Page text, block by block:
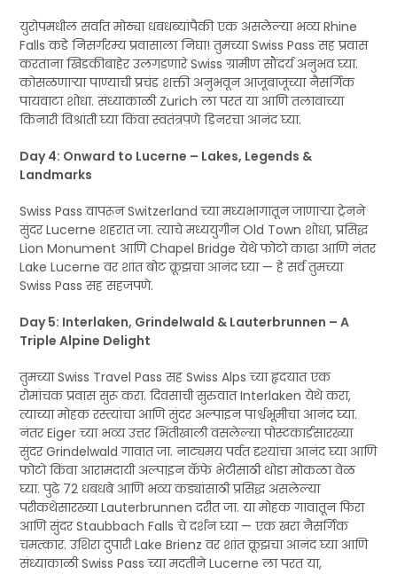
युरोपमधील सर्वात मोठ्या धबधब्यांपैकी एक असलेल्या भव्य Rhine
Falls कडे निसर्गरम्य प्रवासाला निघा! तुमच्या Swiss Pass सह प्रवास
करताना खिडकीबाहेर उलगडणारे Swiss ग्रामीण सौंदर्य अनुभव घ्या.
कोसळणाऱ्या पाण्याची प्रचंड शक्ती अनुभवून आजूबाजूच्या नैसर्गिक
पायवाटा शोधा. संध्याकाळी Zurich ला परत या आणि तलावाच्या
किनारी विश्रांती घ्या किंवा स्वतंत्रपणे डिनरचा आनंद घ्या.
Day 4: Onward to Lucerne – Lakes, Legends &
Landmarks
Swiss Pass वापरून Switzerland च्या मध्यभागातून जाणाऱ्या ट्रेनने
सुंदर Lucerne शहरात जा. त्याचे मध्ययुगीन Old Town शोधा, प्रसिद्ध
Lion Monument आणि Chapel Bridge येथे फोटो काढा आणि नंतर
Lake Lucerne वर शांत बोट क्रूझचा आनंद घ्या — हे सर्व तुमच्या
Swiss Pass सह सहजपणे.
Day 5: Interlaken, Grindelwald & Lauterbrunnen – A
Triple Alpine Delight
तुमच्या Swiss Travel Pass सह Swiss Alps च्या हृदयात एक
रोमांचक प्रवास सुरू करा. दिवसाची सुरुवात Interlaken येथे करा,
त्याच्या मोहक रस्त्यांचा आणि सुंदर अल्पाइन पार्श्वभूमीचा आनंद घ्या.
नंतर Eiger च्या भव्य उत्तर भिंतीखाली वसलेल्या पोस्टकार्डसारख्या
सुंदर Grindelwald गावात जा. नाट्यमय पर्वत दृश्यांचा आनंद घ्या आणि
फोटो किंवा आरामदायी अल्पाइन कॅफे भेटीसाठी थोडा मोकळा वेळ
घ्या. पुढे 72 धबधबे आणि भव्य कड्यांसाठी प्रसिद्ध असलेल्या
परीकथेसारख्या Lauterbrunnen दरीत जा. या मोहक गावातून फिरा
आणि सुंदर Staubbach Falls चे दर्शन घ्या — एक खरा नैसर्गिक
चमत्कार. उशिरा दुपारी Lake Brienz वर शांत क्रूझचा आनंद घ्या आणि
संध्याकाळी Swiss Pass च्या मदतीने Lucerne ला परत या,